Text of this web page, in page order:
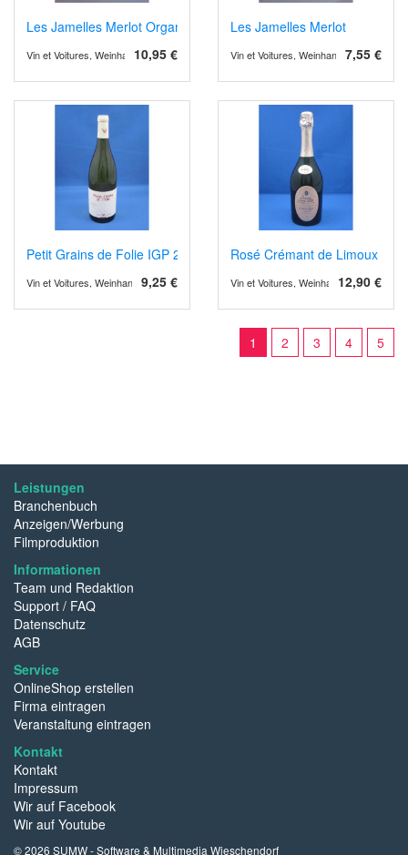
Les Jamelles Merlot Organic
10,95 €
Vin et Voitures, Weinhandel und Weinimport
Les Jamelles Merlot
7,55 €
Vin et Voitures, Weinhandel und
Petit Grains de Folie IGP 2022/4
9,25 €
Vin et Voitures, Weinhandel und Weinimport
Rosé Crémant de Limoux
12,90 €
Vin et Voitures, Weinhandel und
1 2 3 4 5
Leistungen
Branchenbuch
Anzeigen/Werbung
Filmproduktion
Informationen
Team und Redaktion
Support / FAQ
Datenschutz
AGB
Service
OnlineShop erstellen
Firma eintragen
Veranstaltung eintragen
Kontakt
Kontakt
Impressum
Wir auf Facebook
Wir auf Youtube
© 2026 SUMW - Software & Multimedia Wieschendorf